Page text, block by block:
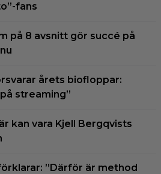
fans
på 8 avsnitt gör succé på
årets biofloppar:
streaming”
kan vara Kjell Bergqvists
”Därför är method